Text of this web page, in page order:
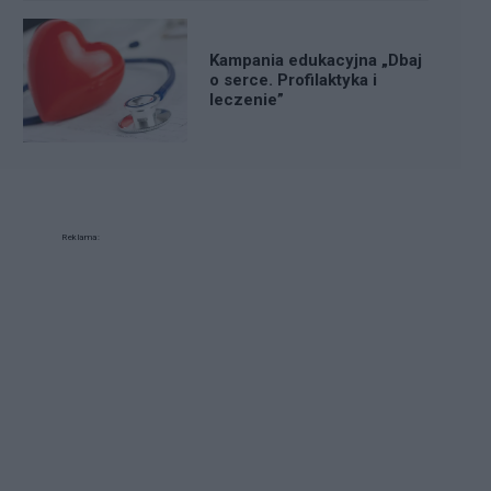
Kampania edukacyjna „Dbaj
o serce. Profilaktyka i
leczenie”
Reklama: